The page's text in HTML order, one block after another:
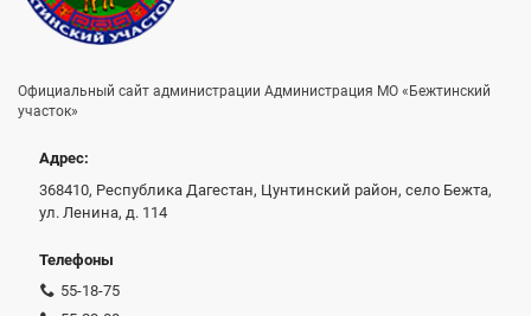
Официальный сайт администрации Администрация МО «Бежтинский
участок»
Адрес:
368410, Республика Дагестан, Цунтинский район, село Бежта,
ул. Ленина, д. 114
Телефоны
55-18-75